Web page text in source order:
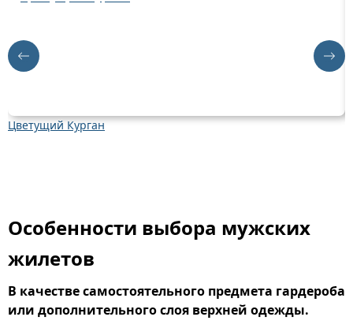
Цветущий Курган
Особенности выбора мужских
жилетов
В качестве самостоятельного предмета гардероба
или дополнительного слоя верхней одежды.